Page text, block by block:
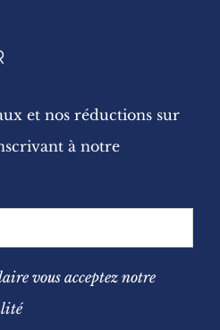
et nos réductions sur
à notre
vous acceptez notre